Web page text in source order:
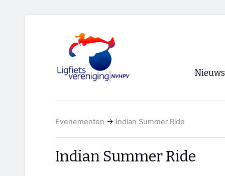
Nieuws
Evenementen → Indian Summer Ride
Indian Summer Ride